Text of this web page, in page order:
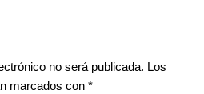
no será publicada. Los
marcados con *